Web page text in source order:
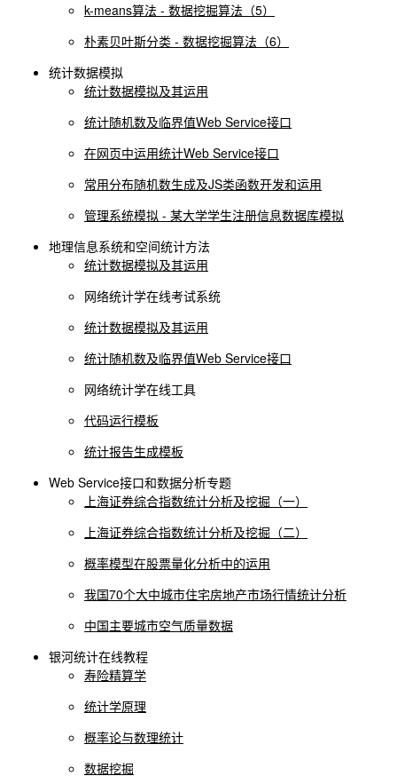
k-means算法 - 数据挖掘算法（5）
朴素贝叶斯分类 - 数据挖掘算法（6）
统计数据模拟
统计数据模拟及其运用
统计随机数及临界值Web Service接口
在网页中运用统计Web Service接口
常用分布随机数生成及JS类函数开发和运用
管理系统模拟 - 某大学学生注册信息数据库模拟
地理信息系统和空间统计方法
统计数据模拟及其运用
网络统计学在线考试系统
统计数据模拟及其运用
统计随机数及临界值Web Service接口
网络统计学在线工具
代码运行模板
统计报告生成模板
Web Service接口和数据分析专题
上海证券综合指数统计分析及挖掘（一）
上海证券综合指数统计分析及挖掘（二）
概率模型在股票量化分析中的运用
我国70个大中城市住宅房地产市场行情统计分析
中国主要城市空气质量数据
银河统计在线教程
寿险精算学
统计学原理
概率论与数理统计
数据挖掘